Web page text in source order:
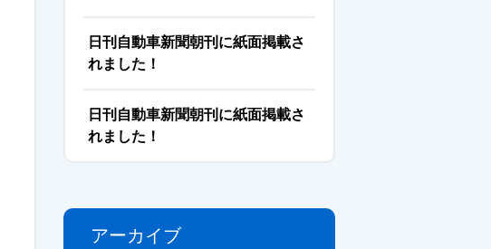
日刊自動車新聞朝刊に紙面掲載さ
れました！
日刊自動車新聞朝刊に紙面掲載さ
れました！
アーカイブ